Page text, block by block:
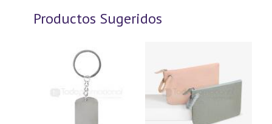
Productos Sugeridos